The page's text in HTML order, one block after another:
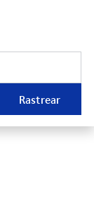
Rastrear